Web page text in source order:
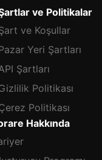
ve Politikalar
ve Koşullar
Yeri Şartları
Şartları
Politikası
Politikası
Hakkında